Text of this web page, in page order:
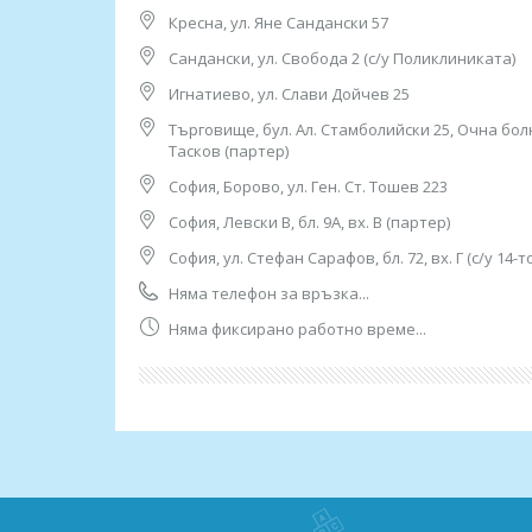
тел: 0884 221 403
Работно време:
08.00ч до 16.00ч /от понеделник до петък/
3. София, ж.к. “Гоце Делчев”, ул. “Костенски
тел: 0884 011 499
Работно време: 08.00ч до 16.00ч /от
4. София, ж.к. "Гео Милев", ул. „Александър фон
(срещу 22 ДКЦ, х-л Плиска),
тел: 0886 55 38 95
08.00ч до 16.00ч /от понеделник до петък/
5. София, ж.к. "Княжево", ул. “Дамяница” 2,
тел: 0882 720 552
Работно време: 08.00ч до 16.00ч /от
6. София, ж.к. "Лозенец",
тел: 0882 115 120
Кресна, ул. Яне Сандански 57
Сандански, ул. Свобода 2 (с/у Поликлиниката)
Игнатиево, ул. Слави Дойчев 25
Търговище, бул. Ал. Стамболийски 25, Очна
Тасков (партер)
София, Борово, ул. Ген. Ст. Тошев 223
София, Левски В, бл. 9А, вх. В (партер)
София, ул. Стефан Сарафов, бл. 72, вх. Г (с/у 14-
Няма телефон за връзка...
Няма фиксирано работно време...